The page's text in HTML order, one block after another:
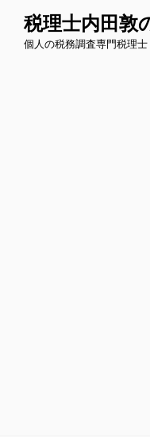
税理士内田敦
個人の税務調査専門税理士